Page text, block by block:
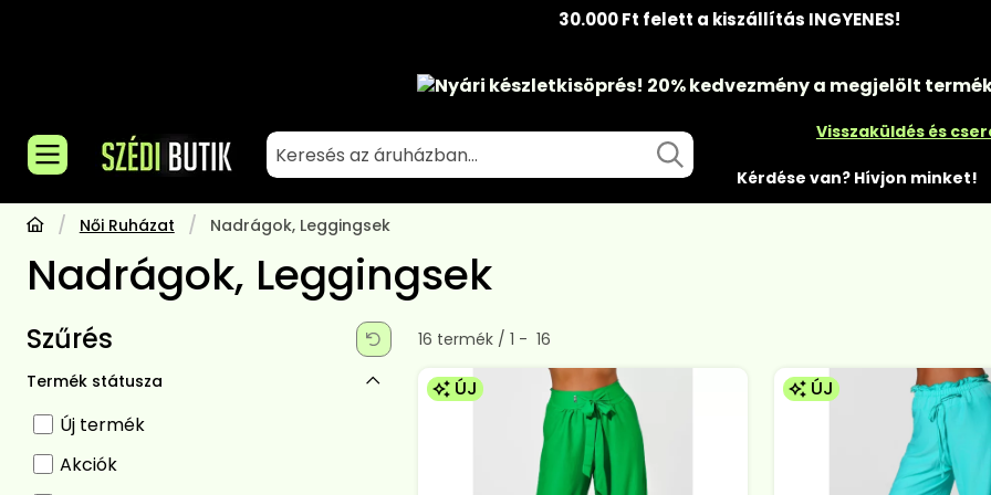
30.000 Ft felett a kiszállítás INGYENES!
Nyári készletkisöprés! 20% kedvezménya megjelölt
Visszaküldés és
Kérdése van? Hívjon minket!
Női Ruházat Nadrágok, Leggingsek
Nadrágok, Leggingsek
Szűrés
Termék státusza
Új termék
Akciók
Összes termék a kategóriában
16 termék 1 16
ÚJ ÚJ